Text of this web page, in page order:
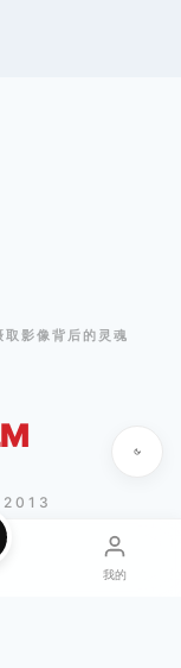
影像背后的灵魂
我的